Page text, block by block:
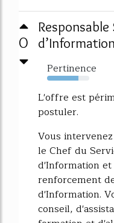
0
Pertinence
74%
L'offre est
postuler.
Vous
le Chef du
d'Information
renforcement
d'Information.
conseil,